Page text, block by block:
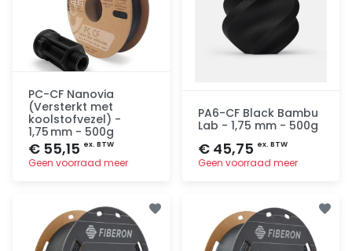
PC-CF Nanovia
(Versterkt met
koolstofvezel) -
1,75 mm - 500g
€ 55,15 ex. BTW
Geen voorraad meer
PA6-CF Black Bambu
Lab - 1,75 mm - 500g
€ 45,75 ex. BTW
Geen voorraad meer